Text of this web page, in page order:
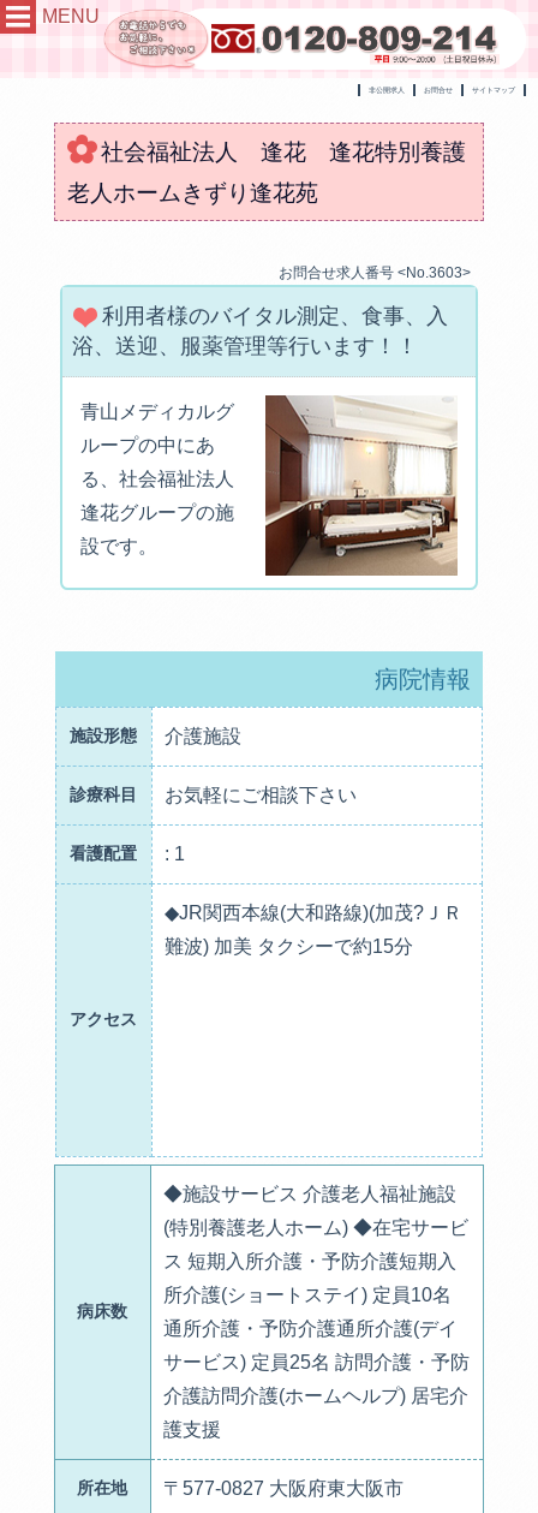
MENU
非公開求人 お問合せ サイトマップ
社会福祉法人 逢花 逢花特別養護
老人ホームきずり逢花苑
お問合せ求人番号 <No.3603>
利用者様のバイタル測定、食事、入
浴、送迎、服薬管理等行います！！
青山メディカルグ
ループの中にあ
る、社会福祉法人
逢花グループの施
設です。
病院情報
施設形態 介護施設
診療科目 お気軽にご相談下さい
看護配置 : 1
アクセス
◆JR関西本線(大和路線)(加茂?ＪＲ
難波) 加美 タクシーで約15分
病床数
◆施設サービス 介護老人福祉施設
(特別養護老人ホーム) ◆在宅サービ
ス 短期入所介護・予防介護短期入
所介護(ショートステイ) 定員10名
通所介護・予防介護通所介護(デイ
サービス) 定員25名 訪問介護・予防
介護訪問介護(ホームヘルプ) 居宅介
護支援
所在地 〒577-0827 大阪府東大阪市